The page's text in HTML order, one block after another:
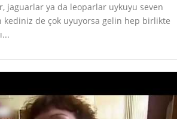
jaguarlar ya da leoparlar uykuyu seven
kediniz de çok uyuyorsa gelin hep birlikte